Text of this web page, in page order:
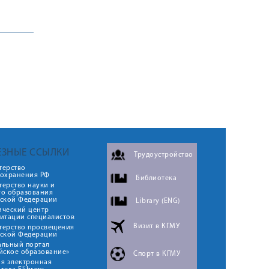
ССЫЛКИ
РФ
науки и
образования
Федерации
центр
специалистов
просвещения
Федерации
портал
образование»
электронная
Трудоустройство
Библиотека
Library (ENG)
Визит в КГМУ
Спорт в КГМУ